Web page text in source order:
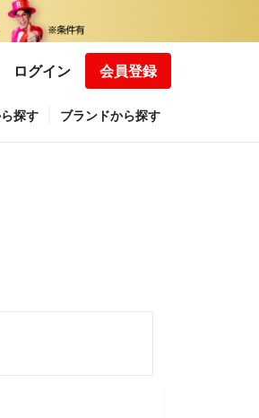
ログイン 会員登録
探す ブランドから探す